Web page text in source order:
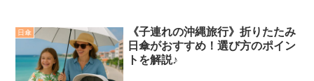
日傘
《子連れの沖縄旅行》折りたたみ
日傘がおすすめ！選び方のポイン
トを解説♪